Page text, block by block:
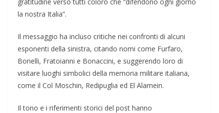
la nostra Italia”.
Il messaggio ha incluso critiche nei confronti di alcuni
esponenti della sinistra, citando nomi come Furfaro,
Bonelli, Fratoianni e Bonaccini, e suggerendo loro di
visitare luoghi simbolici della memoria militare italiana,
come il Col Moschin, Redipuglia ed El Alamein.
Il tono e i riferimenti storici del post hanno